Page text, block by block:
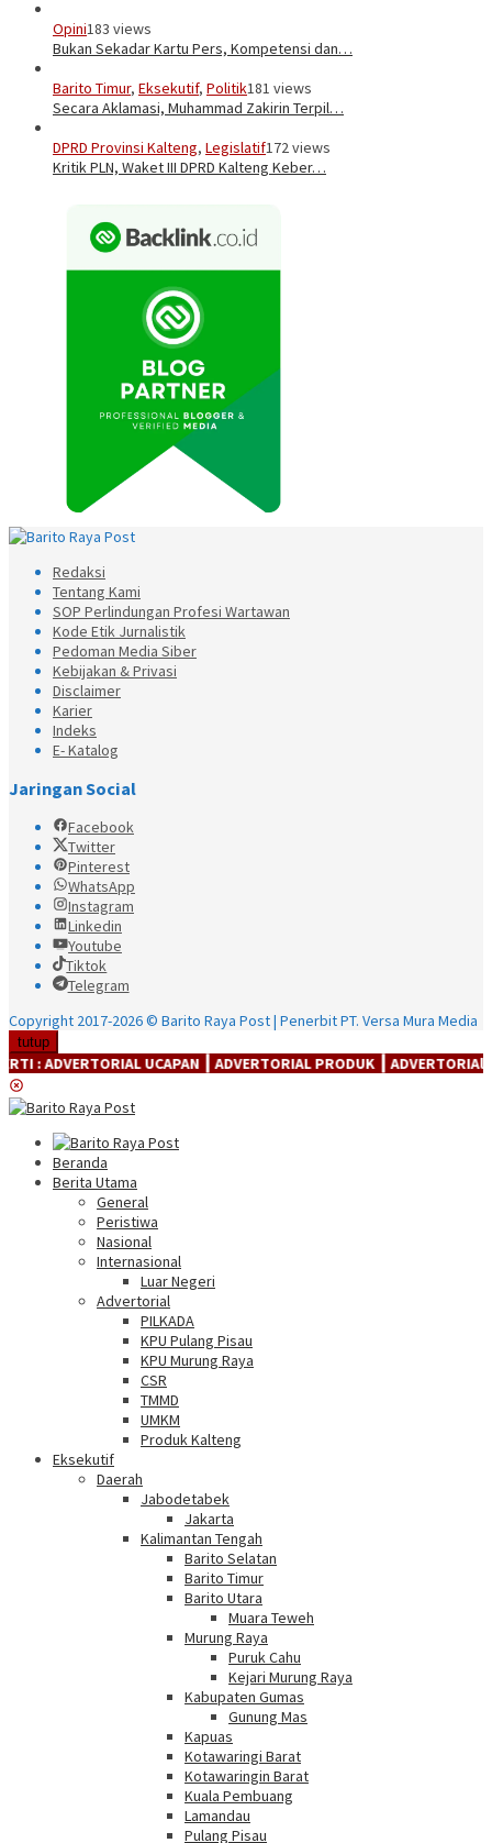
Opini183 views
Bukan Sekadar Kartu Pers, Kompetensi dan…
Barito Timur, Eksekutif, Politik181 views
Secara Aklamasi, Muhammad Zakirin Terpil…
DPRD Provinsi Kalteng, Legislatif172 views
Kritik PLN, Waket III DPRD Kalteng Keber…
Redaksi
Tentang Kami
SOP Perlindungan Profesi Wartawan
Kode Etik Jurnalistik
Pedoman Media Siber
Kebijakan & Privasi
Disclaimer
Karier
Indeks
E- Katalog
Jaringan Social
Facebook
Twitter
Pinterest
WhatsApp
Instagram
Linkedin
Youtube
Tiktok
Telegram
Copyright 2017-2026 © Barito Raya Post | Penerbit PT. Versa Mura Media
tutup
UCAPAN ┃ ADVERTORIAL PRODUK ┃ ADVERTORIAl JASA ┃
Beranda
Berita Utama
General
Peristiwa
Nasional
Internasional
Luar Negeri
Advertorial
PILKADA
KPU Pulang Pisau
KPU Murung Raya
CSR
TMMD
UMKM
Produk Kalteng
Eksekutif
Daerah
Jabodetabek
Jakarta
Kalimantan Tengah
Barito Selatan
Barito Timur
Barito Utara
Muara Teweh
Murung Raya
Puruk Cahu
Kejari Murung Raya
Kabupaten Gumas
Gunung Mas
Kapuas
Kotawaringi Barat
Kotawaringin Barat
Kuala Pembuang
Lamandau
Pulang Pisau